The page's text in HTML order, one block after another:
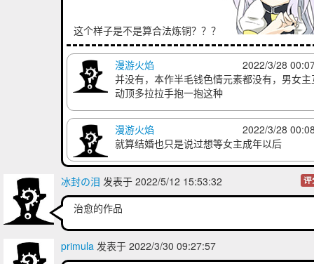
这个样子是不是算合法炼铜？？？
2022/3/28
漫游火焰
并没有，本作半毛钱色情元素都没有，男女主
动顶多拉拉手抱一抱这种
2022/3/28
漫游火焰
就算结婚也只是说过想等女主成年以后
冰封の泪 发表于 2022/5/12 15:53:32 评
治愈的作品
primula 发表于 2022/3/30 09:27:57